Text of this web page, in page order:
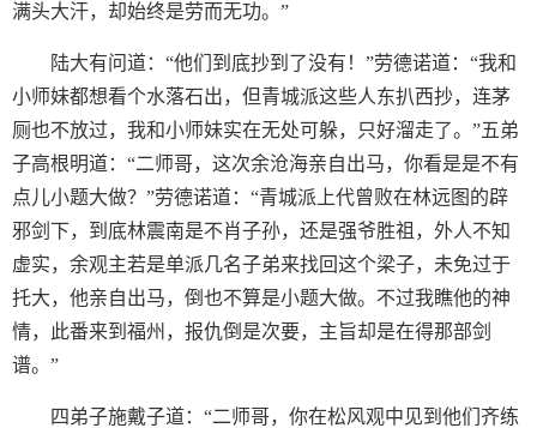
满头大汗，却始终是劳而无功。”
陆大有问道：“他们到底抄到了没有！”劳德诺道：“我和
小师妹都想看个水落石出，但青城派这些人东扒西抄，连茅
厕也不放过，我和小师妹实在无处可躲，只好溜走了。”五弟
子高根明道：“二师哥，这次余沧海亲自出马，你看是是不有
点儿小题大做？”劳德诺道：“青城派上代曾败在林远图的辟
邪剑下，到底林震南是不肖子孙，还是强爷胜祖，外人不知
虚实，余观主若是单派几名子弟来找回这个梁子，未免过于
托大，他亲自出马，倒也不算是小题大做。不过我瞧他的神
情，此番来到福州，报仇倒是次要，主旨却是在得那部剑
谱。”
四弟子施戴子道：“二师哥，你在松风观中见到他们齐练